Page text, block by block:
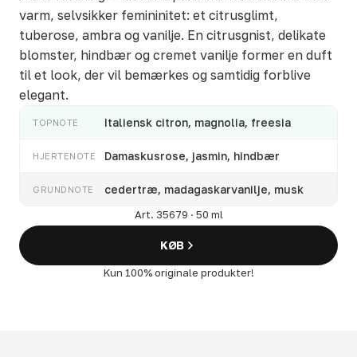
varm, selvsikker femininitet: et citrusglimt,
tuberose, ambra og vanilje. En citrusgnist, delikate
blomster, hindbær og cremet vanilje former en duft
til et look, der vil bemærkes og samtidig forblive
elegant.
TOPNOTE Italiensk citron, magnolia, freesia
HJERTENOTE Damaskusrose, jasmin, hindbær
GRUNDNOTE cedertræ, madagaskarvanilje, musk
Art. 35679 · 50 ml
KØB
Kun 100% originale produkter!